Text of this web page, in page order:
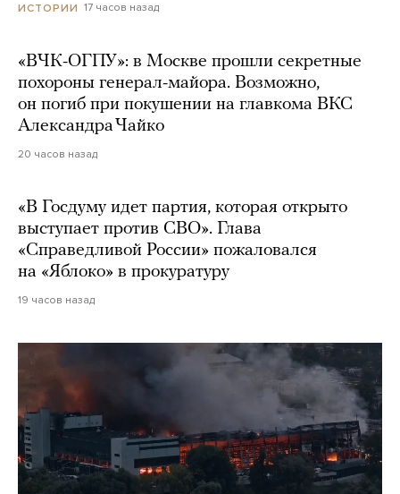
ИСТОРИИ 17 часов назад
«ВЧК-ОГПУ»: в Москве прошли секретные
похороны генерал-майора. Возможно,
он погиб при покушении на главкома ВКС
Александра Чайко
20 часов назад
«В Госдуму идет партия, которая открыто
выступает против СВО». Глава
«Справедливой России» пожаловался
на «Яблоко» в прокуратуру
19 часов назад